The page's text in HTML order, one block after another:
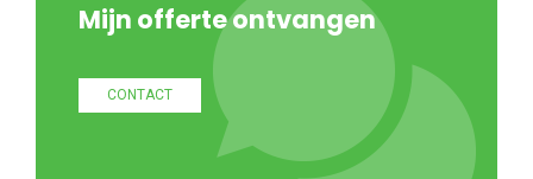
Mijn offerte ontvangen
CONTACT